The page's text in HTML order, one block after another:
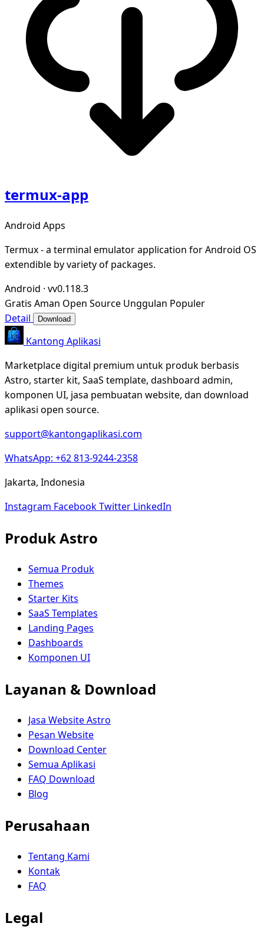
termux-app
Android Apps
Termux - a terminal emulator application for Android OS
extendible by variety of packages.
Android · vv0.118.3
Gratis Aman Open Source Unggulan Populer
Detail
Download
Kantong Aplikasi
Marketplace digital premium untuk produk berbasis
Astro, starter kit, SaaS template, dashboard admin,
komponen UI, jasa pembuatan website, dan download
aplikasi open source.
support@kantongaplikasi.com
WhatsApp: +62 813-9244-2358
Jakarta, Indonesia
Instagram FacebookTwitter LinkedIn
Produk Astro
Semua Produk
Themes
Starter Kits
SaaS Templates
Landing Pages
Dashboards
Komponen UI
Layanan & Download
Jasa Website Astro
Pesan Website
Download Center
Semua Aplikasi
FAQ Download
Blog
Perusahaan
Tentang Kami
Kontak
FAQ
Legal